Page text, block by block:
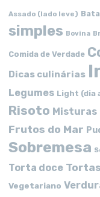
Assado (lado leve)
simples
Bovina
Comida de Verdade
Dicas culinárias
Legumes Light (dia
Risoto Misturas
Frutos do Mar
Sobremesa
Torta doce Tortas
Vegetariano